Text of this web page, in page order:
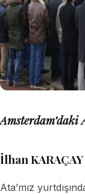
Amsterdam’daki
İlhan KARAÇAY
Ata’mız